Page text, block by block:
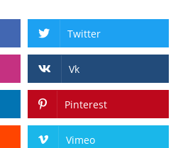
Twitter
Vk
Pinterest
Vimeo